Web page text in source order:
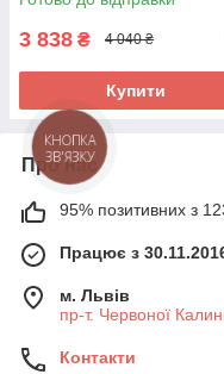
білий+графіт
3 838 ₴ 4 040 ₴
Купити
Про нас
95% позитивних з 123
Працює з
м. Львів
пр-т. Червоної
Контакти
КНОПКА
ЗВ'ЯЗКУ